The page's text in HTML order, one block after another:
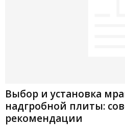
Выбор и установка
надгробной плиты:
рекомендации